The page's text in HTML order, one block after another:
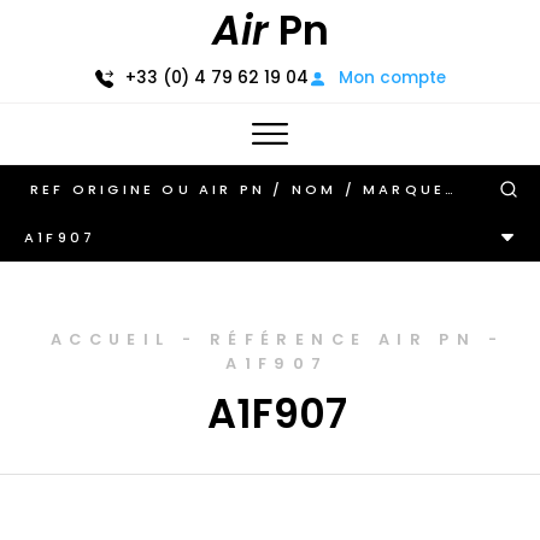
AirPn
+33 (0) 4 79 62 19 04 Mon compte
A1F907
ACCUEIL - RÉFÉRENCE AIR PN
-
A1F907
A1F907